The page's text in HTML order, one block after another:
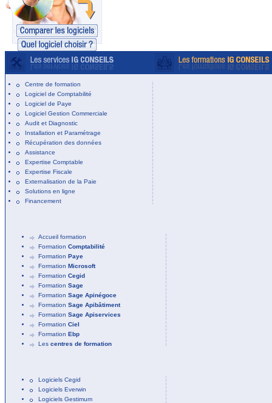
Centre de formation
Logiciel de Comptabilité
Logiciel de Paye
Logiciel Gestion Commerciale
Audit et Diagnostic
Installation et Paramétrage
Récupération des données
Assistance
Expertise Comptable
Expertise Fiscale
Externalisation de la Paie
Solutions en ligne
Financement
Accueil formation
Formation Comptabilité
Formation Paye
Formation Microsoft
Formation Cegid
Formation Sage
Formation Sage Apinégoce
Formation Sage Apibâtiment
Formation Sage Apiservices
Formation Ciel
Formation Ebp
Les centres de formation
Logiciels Cegid
Logiciels Everwin
Logiciels Gestimum